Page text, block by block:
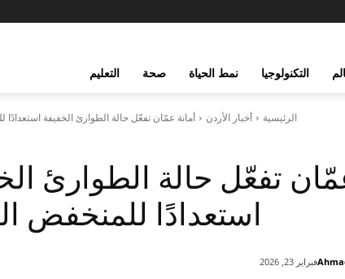
التكنولوجيا نمط الحياة صحة التعليم
الرئيسية أخبار الأردن أمانة عمّان تفعّل حالة الطوارئ الخفيفة
تفعّل حالة الطوارئ
استعدادًا للمنخفض
فبراير 23, 2026